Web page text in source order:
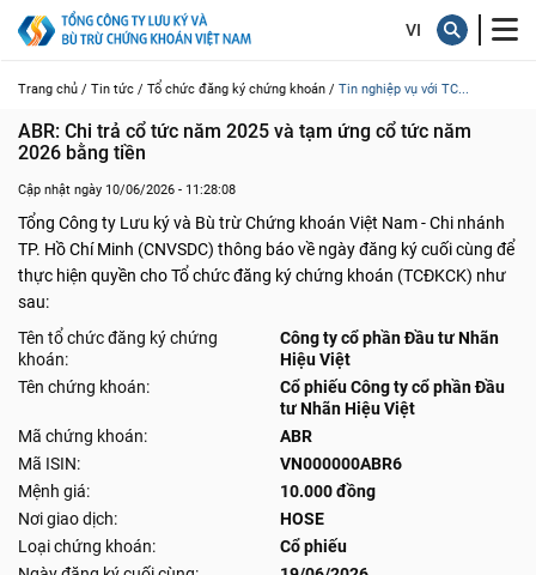
Trang chủ / Tin tức / Tổ chức đăng ký chứng khoán / Tin nghiệp vụ với TC...
ABR: Chi trả cổ tức năm 2025 và tạm ứng cổ tức năm
2026 bằng tiền
Cập nhật ngày 10/06/2026 - 11:28:08
Tổng Công ty Lưu ký và Bù trừ Chứng khoán Việt Nam - Chi nhánh
TP. Hồ Chí Minh (CNVSDC) thông báo về ngày đăng ký cuối cùng để
thực hiện quyền cho Tổ chức đăng ký chứng khoán (TCĐKCK) như
sau:
Tên tổ chức đăng ký chứng
khoán:
Công ty cổ phần Đầu tư Nhãn
Hiệu Việt
Tên chứng khoán:
Cổ phiếu Công ty cổ phần Đầu
tư Nhãn Hiệu Việt
Mã chứng khoán:
ABR
Mã ISIN:
VN000000ABR6
Mệnh giá:
10.000 đồng
Nơi giao dịch:
HOSE
Loại chứng khoán:
Cổ phiếu